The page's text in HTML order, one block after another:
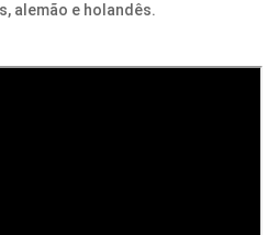
alemão e holandês.